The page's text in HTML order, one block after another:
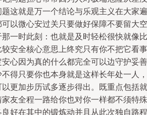
这就是万一个结论与乐观主义在大家遍
以微心安过关只要做好保障不要留大空
一时此刻：也就是及时轻松很快就像比
安全核心意思上终究只有你不把它看事
心因为真的什么都完全可以边守护妥善
得只要你也本身就是这样长年处一人，
更加步历试多逐步得出。既重点包括就
友全程一路给你也对你一样都不须特殊
好在其中的锻炼动并且从此次独自路程